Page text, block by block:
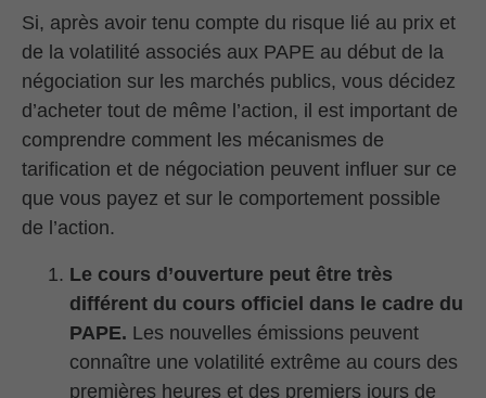
Si, après avoir tenu compte du risque lié au prix et
de la volatilité associés aux PAPE au début de la
négociation sur les marchés publics, vous décidez
d’acheter tout de même l’action, il est important de
comprendre comment les mécanismes de
tarification et de négociation peuvent influer sur ce
que vous payez et sur le comportement possible
de l’action.
Le cours d’ouverture peut être très
différent du cours officiel dans le cadre du
PAPE. Les nouvelles émissions peuvent
connaître une volatilité extrême au cours des
premières heures et des premiers jours de